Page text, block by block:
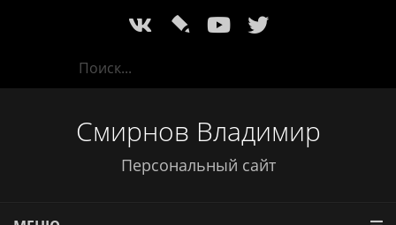
l
Смирнов Владимир
Персональный сайт